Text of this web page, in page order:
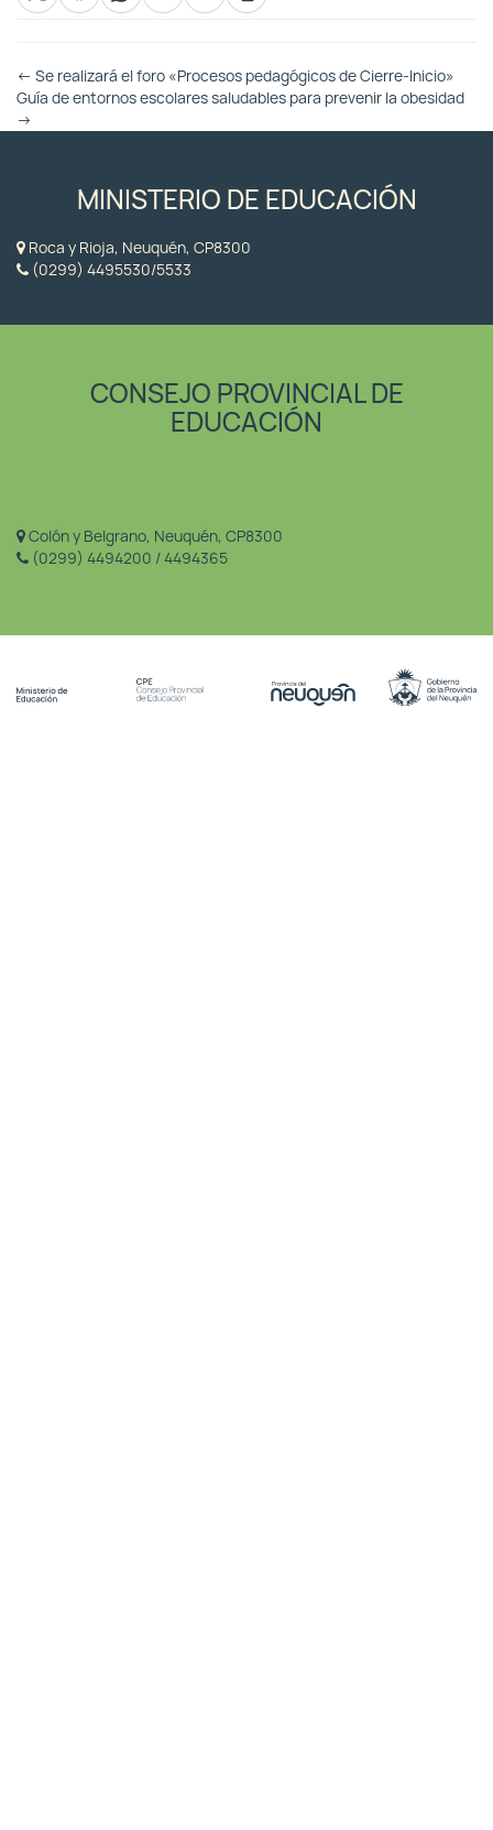
Otras
Entradas
← Se realizará el foro «Procesos pedagógicos de Cierre-Inicio»
Guía de entornos escolares saludables para prevenir la obesidad
→
MINISTERIO DE EDUCACIÓN
Roca y Rioja, Neuquén, CP8300
(0299) 4495530/5533
CONSEJO PROVINCIAL DE
EDUCACIÓN
Colón y Belgrano, Neuquén, CP8300
(0299) 4494200 / 4494365